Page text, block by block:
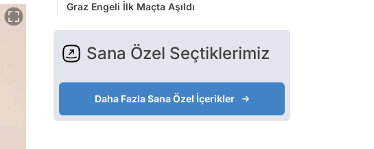
Graz Engeli İlk Maçta Aşıldı
Sana Özel Seçtiklerimiz
Daha Fazla Sana Özel İçerikler